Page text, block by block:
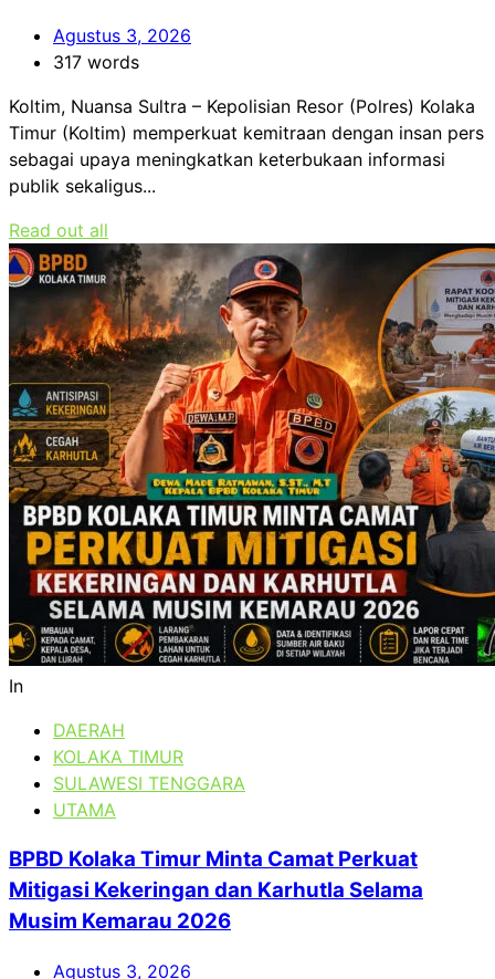
Agustus 3, 2026
317 words
Koltim, Nuansa Sultra – Kepolisian Resor (Polres) Kolaka
Timur (Koltim) memperkuat kemitraan dengan insan pers
sebagai upaya meningkatkan keterbukaan informasi
publik sekaligus...
Read out all
In
DAERAH
KOLAKA TIMUR
SULAWESI TENGGARA
UTAMA
BPBD Kolaka Timur Minta Camat Perkuat
Mitigasi Kekeringan dan Karhutla Selama
Musim Kemarau 2026
Agustus 3, 2026